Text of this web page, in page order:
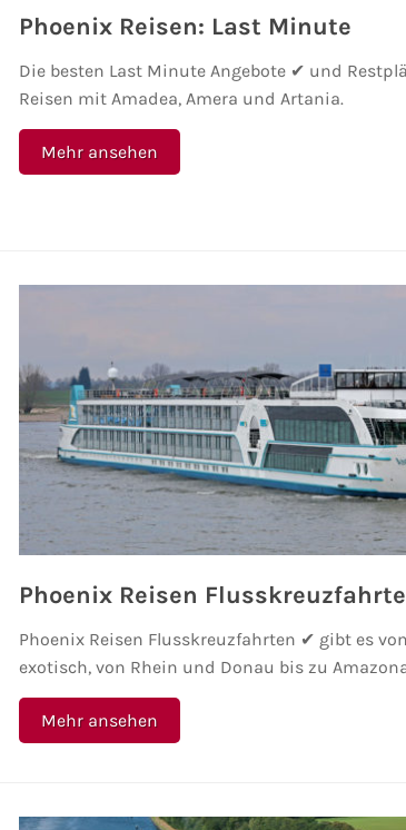
Phoenix Reisen: Last Minute
Die besten Last Minute Angebote ✔ und
Reisen mit Amadea, Amera und Artania.
Mehr ansehen
Phoenix Reisen
Phoenix Reisen Flusskreuzfahrten ✔ gibt es
exotisch, von Rhein und Donau bis zu
Mehr ansehen